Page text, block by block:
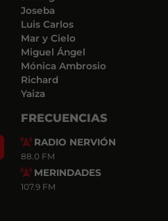
Joseba
Luis Carlos
Mar y Cielo
Miguel Ángel
Mónica Ambrosio
Richard
Yaiza
Search
FRECUENCIAS
RADIO NERVIÓN
88.0 FM
MERINDADES
107.9 FM